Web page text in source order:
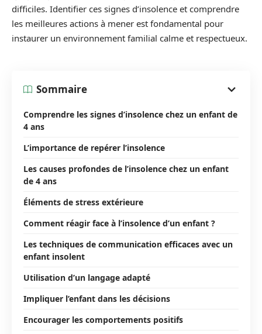
difficiles. Identifier ces signes d’insolence et comprendre
les meilleures actions à mener est fondamental pour
instaurer un environnement familial calme et respectueux.
Sommaire
Comprendre les signes d’insolence chez un enfant de
4 ans
L’importance de repérer l’insolence
Les causes profondes de l’insolence chez un enfant
de 4 ans
Éléments de stress extérieure
Comment réagir face à l’insolence d’un enfant ?
Les techniques de communication efficaces avec un
enfant insolent
Utilisation d’un langage adapté
Impliquer l’enfant dans les décisions
Encourager les comportements positifs